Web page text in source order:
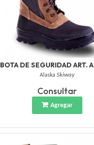
BOTA DE SEGURIDAD ART.
Alaska Skiway
Consultar
Agregar